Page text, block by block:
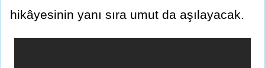
hikâyesinin yanı sıra umut da aşılayacak.